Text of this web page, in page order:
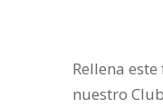
Rellena
nuestro